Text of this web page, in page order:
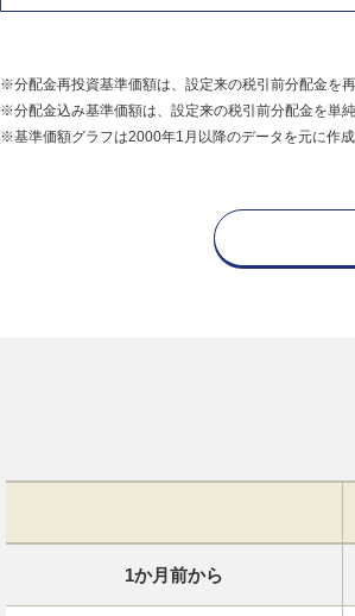
※分配金再投資基準価額は、設定来の税引前分配金を
※分配金込み基準価額は、設定来の税引前分配金を単純
※基準価額グラフは2000年1月以降のデータを元に作成
1か月前から